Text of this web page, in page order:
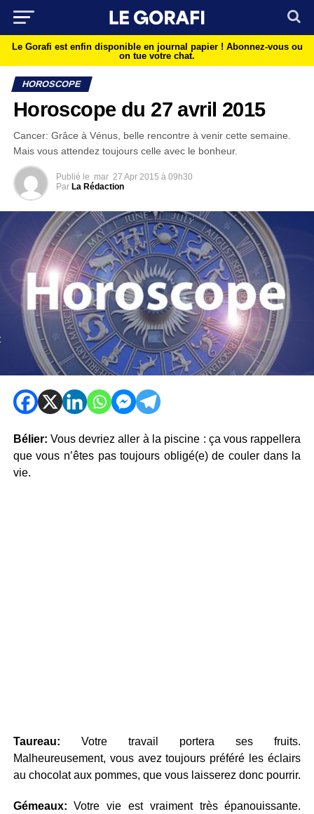
Le Gorafi est enfin disponible en journal papier ! Abonnez-vous ou
on tue votre chat.
HOROSCOPE
Horoscope du 27 avril 2015
Cancer: Grâce à Vénus, belle rencontre à venir cette semaine.
Mais vous attendez toujours celle avec le bonheur.
Publié le mar 27 Apr 2015 à 09h30
Par La Rédaction
Bélier: Vous devriez aller à la piscine : ça vous rappellera
que vous n’êtes pas toujours obligé(e) de couler dans la
vie.
Taureau: Votre travail portera ses fruits.
Malheureusement, vous avez toujours préféré les éclairs
au chocolat aux pommes, que vous laisserez donc pourrir.
Gémeaux:Votre vie est vraiment très épanouissante.